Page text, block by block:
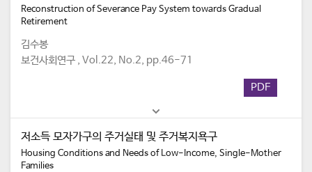
Reconstruction of Severance Pay System towards Gradual
Retirement
김수봉
보건사회연구 , Vol.22, No.2, pp.46-71
PDF
저소득 모자가구의 주거실태 및 주거복지욕구
Housing Conditions and Needs of Low-Income, Single-Mother
Families